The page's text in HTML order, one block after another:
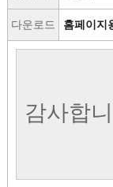
다운로드 홈페이지
감사합